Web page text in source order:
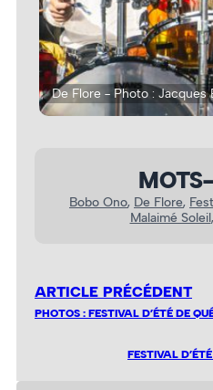
De Flore - Photo : Jacques
Bobo Ono, De Flore,
Malaimé Soleil,
ARTICLE PRÉCÉDENT
PHOTOS : FESTIVAL D’ÉTÉ DE
FESTIVAL